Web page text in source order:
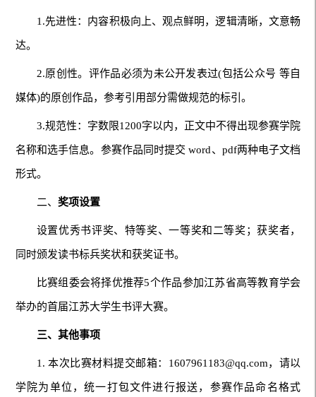
1.先进性：内容积极向上、观点鲜明，逻辑清晰，文意畅
达。
2.原创性。评作品必须为未公开发表过(包括公众号 等自
媒体)的原创作品，参考引用部分需做规范的标引。
3.规范性：字数限1200字以内，正文中不得出现参赛学院
名称和选手信息。参赛作品同时提交 word、pdf两种电子文档
形式。
二、 奖项设置
设置优秀书评奖、特等奖、一等奖和二等奖；获奖者，
同时颁发读书标兵奖状和获奖证书。
比赛组委会将择优推荐5个作品参加江苏省高等教育学会
举办的首届江苏大学生书评大赛。
三、其他事项
1. 本次比赛材料提交邮箱：1607961183@qq.com，请以
学院为单位，统一打包文件进行报送，参赛作品命名格式